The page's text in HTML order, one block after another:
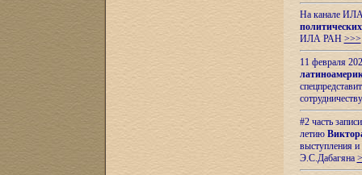
На канале
ИЛА РАН >>>
11 февраля
#2 часть
летию
выступления
Э.С.Дабагяна